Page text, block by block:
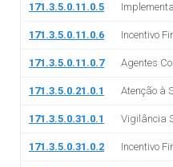
171.3.5.0.11.0.5
171.3.5.0.11.0.6 Incentivo
171.3.5.0.11.0.7 Agentes
171.3.5.0.21.0.1 Atenção à
171.3.5.0.31.0.1 Vigilância
171.3.5.0.31.0.2 Incentivo